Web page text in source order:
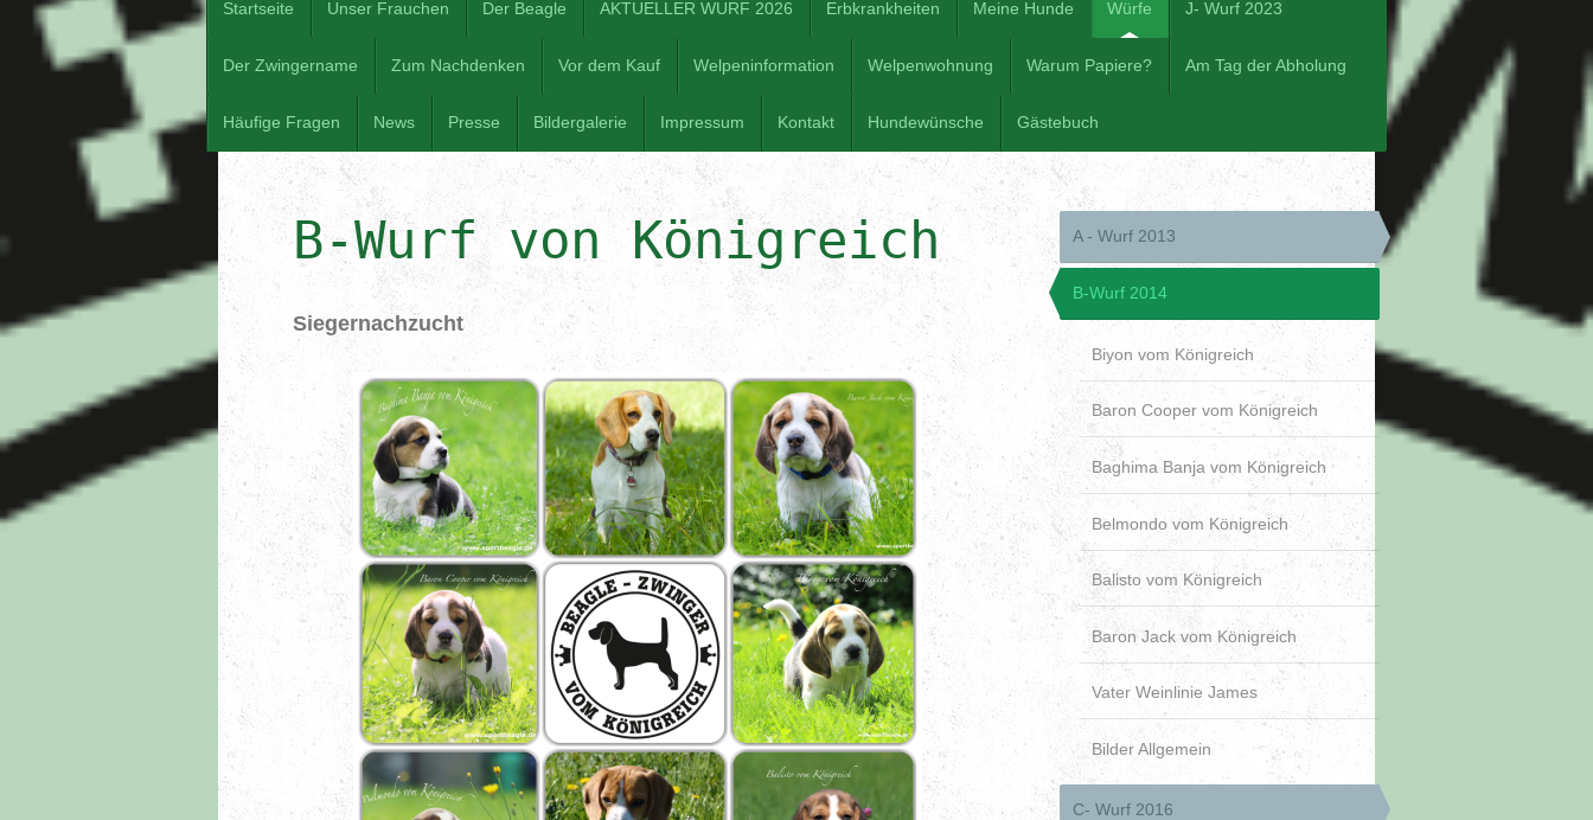
Startseite Unser Frauchen Der Beagle AKTUELLER WURF 2026 Erbkrankheiten Meine Hunde Würfe J- Wurf 2023
Der Zwingername Zum Nachdenken Vor dem Kauf Welpeninformation Welpenwohnung Warum Papiere? Am Tag der Abholung
Häufige Fragen News Presse Bildergalerie Impressum Kontakt Hundewünsche Gästebuch
B-Wurf von Königreich
Siegernachzucht
A - Wurf 2013
B-Wurf 2014
Biyon vom Königreich
Baron Cooper vom Königreich
Baghima Banja vom Königreich
Belmondo vom Königreich
Balisto vom Königreich
Baron Jack vom Königreich
Vater Weinlinie James
Bilder Allgemein
C- Wurf 2016